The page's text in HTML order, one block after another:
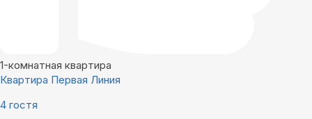
1-комнатная квартира
Квартира Первая Линия
4 гостя